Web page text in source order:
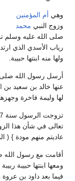
وهي أم المؤمنين
وزوج النبي محمد
صلى الله عليه وسلم
رياب الأسدي الذي
ولها منه ابنتها حبيبة.
أرسل رسول الله صلى
عنها خالد بن سعيد بن
لها وليمة فاخرة
تعالى في شأن هذا
عاديتم منهم مودة } (
أقامت مع رسول الله
ومعها ابنتها حبيبة
فيما بعد داود بن